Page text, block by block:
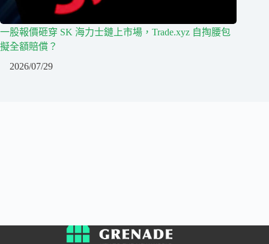
一股報價砸穿 SK 海力士鏈上市場，Trade.xyz 自掏腰包
擬全額賠償？
2026/07/29